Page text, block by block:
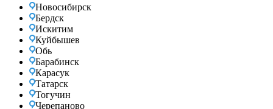
Новосибирск
Бердск
Искитим
Куйбышев
Обь
Барабинск
Карасук
Татарск
Тогучин
Черепаново